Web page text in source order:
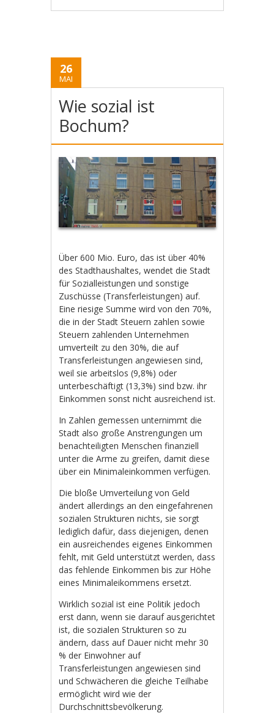
26
MAI
Wie sozial ist
Bochum?
Über 600 Mio. Euro, das ist über 40%
des Stadthaushaltes, wendet die Stadt
für Sozialleistungen und sonstige
Zuschüsse (Transferleistungen) auf.
Eine riesige Summe wird von den 70%,
die in der Stadt Steuern zahlen sowie
Steuern zahlenden Unternehmen
umverteilt zu den 30%, die auf
Transferleistungen angewiesen sind,
weil sie arbeitslos (9,8%) oder
unterbeschäftigt (13,3%) sind bzw. ihr
Einkommen sonst nicht ausreichend ist.
In Zahlen gemessen unternimmt die
Stadt also große Anstrengungen um
benachteiligten Menschen finanziell
unter die Arme zu greifen, damit diese
über ein Minimaleinkommen verfügen.
Die bloße Umverteilung von Geld
ändert allerdings an den eingefahrenen
sozialen Strukturen nichts, sie sorgt
lediglich dafür, dass diejenigen, denen
ein ausreichendes eigenes Einkommen
fehlt, mit Geld unterstützt werden, dass
das fehlende Einkommen bis zur Höhe
eines Minimaleikommens ersetzt.
Wirklich sozial ist eine Politik jedoch
erst dann, wenn sie darauf ausgerichtet
ist, die sozialen Strukturen so zu
ändern, dass auf Dauer nicht mehr 30
% der Einwohner auf
Transferleistungen angewiesen sind
und Schwächeren die gleiche Teilhabe
ermöglicht wird wie der
Durchschnittsbevölkerung.